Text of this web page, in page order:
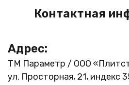
Контактная
Адрес:
ТМ Параметр / ООО
ул. Просторная, 21, индекс